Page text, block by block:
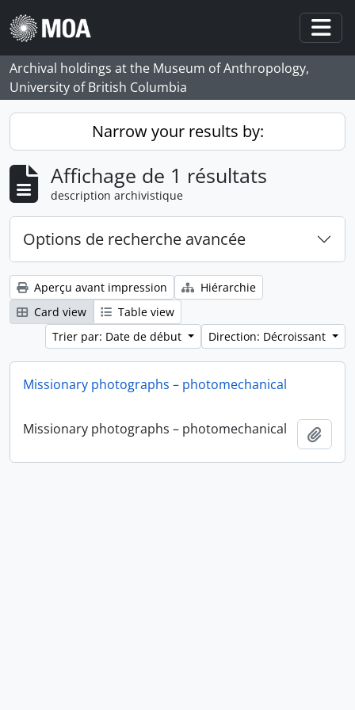
Skip to main content
Archival holdings at the Museum of Anthropology,
University of British Columbia
Narrow your results by:
Affichage de 1 résultats
description archivistique
Options de recherche avancée
Aperçu avant impression
Hiérarchie
Card view
Table view
Trier par: Date de début
Direction: Décroissant
Missionary photographs – photomechanical
Missionary photographs – photomechanical